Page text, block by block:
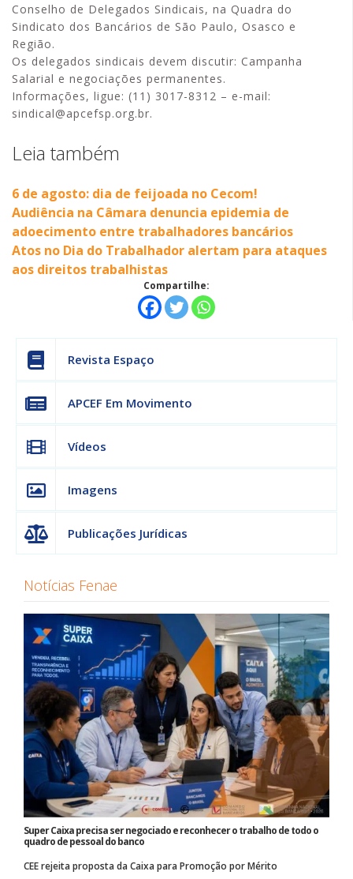
Conselho de Delegados Sindicais, na Quadra do
Sindicato dos Bancários de São Paulo, Osasco e
Região.
Os delegados sindicais devem discutir: Campanha
Salarial e negociações permanentes.
Informações, ligue: (11) 3017-8312 – e-mail:
sindical@apcefsp.org.br.
Leia também
6 de agosto: dia de feijoada no Cecom!
Audiência na Câmara denuncia epidemia de
adoecimento entre trabalhadores bancários
Atos no Dia do Trabalhador alertam para ataques
aos direitos trabalhistas
Compartilhe:
Revista Espaço
APCEF Em Movimento
Vídeos
Imagens
Publicações Jurídicas
Notícias Fenae
Super Caixa precisa ser negociado e reconhecer o trabalho de todo o
quadro de pessoal do banco
CEE rejeita proposta da Caixa para Promoção por Mérito